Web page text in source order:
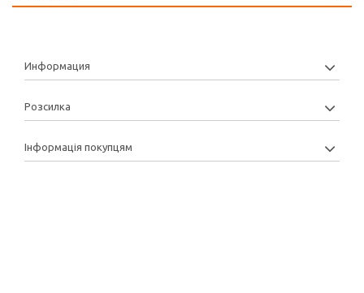
Информация
Розсилка
Інформація покупцям